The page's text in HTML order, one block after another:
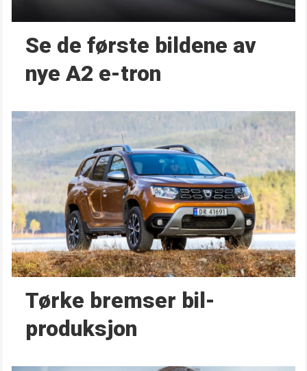
Se de første bildene av
nye A2 e-tron
Tørke bremser bil­
produksjon